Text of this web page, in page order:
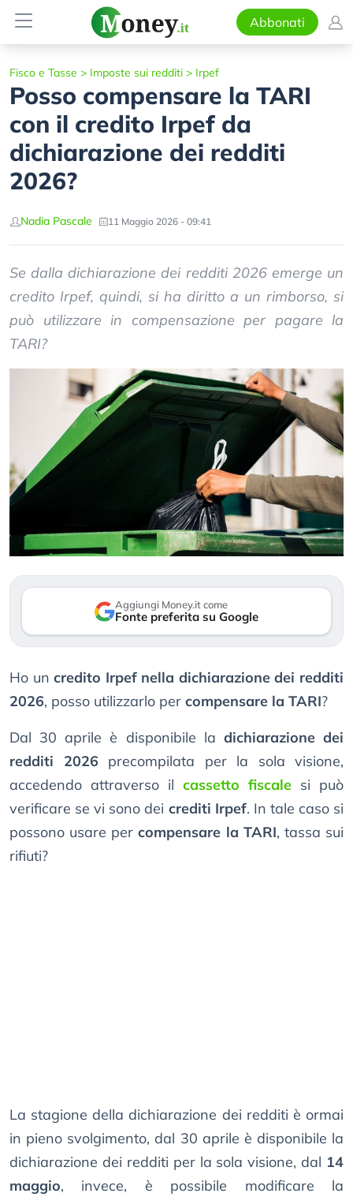
Abbonati
Fisco e Tasse > Imposte sui redditi > Irpef
Posso compensare la TARI
con il credito Irpef da
dichiarazione dei redditi
2026?
Nadia Pascale 11 Maggio 2026 - 09:41
Se dalla dichiarazione dei redditi 2026 emerge un
credito Irpef, quindi, si ha diritto a un rimborso, si
può utilizzare in compensazione per pagare la
TARI?
Aggiungi Money.it come
Fonte preferita su Google
Ho uncredito Irpef nella dichiarazione dei redditi
2026, posso utilizzarlo per compensare la TARI?
Dal 30 aprile è disponibile la dichiarazione dei
redditi 2026 precompilata per la sola visione,
accedendo attraverso il cassetto fiscale si può
verificare se vi sono dei crediti Irpef. In tale caso si
possono usare percompensare la TARI, tassa sui
rifiuti?
La stagione della dichiarazione dei redditi è ormai
in pieno svolgimento, dal 30 aprile è disponibile la
dichiarazione dei redditi per la sola visione, dal 14
maggio, invece, è possibile modificare la